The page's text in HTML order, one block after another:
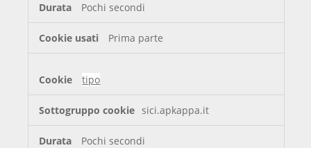
Pochi secondi
Prima parte
tipo
sici.apkappa.it
Pochi secondi